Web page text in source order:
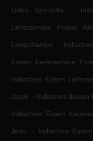
Gilles Sint-Gillis .
Lieferservice Forest
Longchamps .
Essen Lieferservice
Indisches Essen
Uccle . Indisches Essen
Indisches Essen
Jean . Indisches